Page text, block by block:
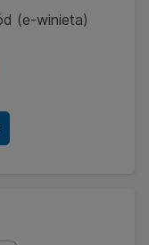
(e-winieta)